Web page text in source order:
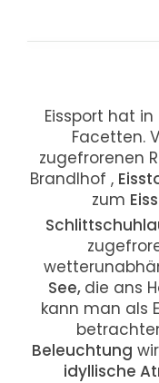
Eissport hat in
Facetten.
zugefrorenen
Brandlhof ,
zum
See, die ans
kann man als
Beleuchtung
idyllische